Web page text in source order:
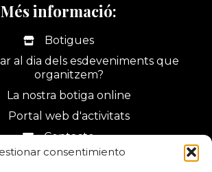
consentimiento
Més informació:
Botigues
al dia dels esdeveniments que
organitzem?
La nostra botiga online
Portal web d'activitats
Contacte
Canal de denúncies